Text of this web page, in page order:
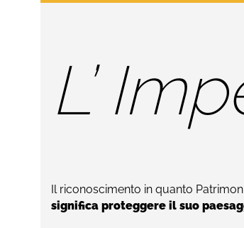
L’
Il riconoscimento in quanto
significa proteggere il suo